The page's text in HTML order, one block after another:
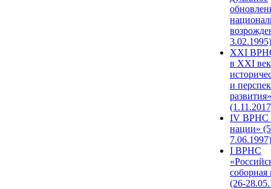
3.02.1995)
XХI
в XXI
и
развития»
IV ВРНС
нации»
7.06.1997)
I ВРНС
(26-